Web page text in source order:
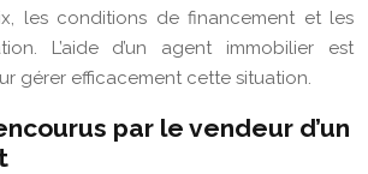
les conditions de financement et les
L’aide d’un agent immobilier est
gérer efficacement cette situation.
par le vendeur d’un